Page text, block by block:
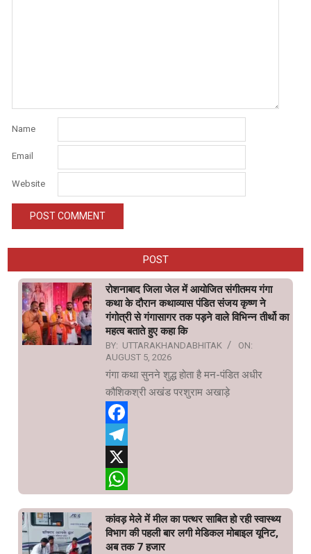
Name
Email
Website
POST
रोशनाबाद जिला जेल में आयोजित संगीतमय गंगा
कथा के दौरान कथाव्यास पंडित संजय कृष्ण ने
गंगोत्री से गंगासागर तक पड़ने वाले विभिन्न तीर्थो का
महत्व बताते हुए कहा कि
BY: UTTARAKHANDABHITAK
ON:
AUGUST 5, 2026
गंगा कथा सुनने शुद्ध होता है मन-पंडित अधीर
कौशिकश्री अखंड परशुराम अखाड़े
Facebook
Telegram
X
कांवड़ मेले में मील का पत्थर साबित हो रही स्वास्थ्य
विभाग की पहली बार लगी मेडिकल मोबाइल यूनिट,
अब तक 7 हजार